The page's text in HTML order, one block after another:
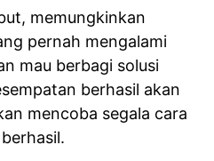
memungkinkan
pernah mengalami
mau berbagi solusi
berhasil akan
mencoba segala cara